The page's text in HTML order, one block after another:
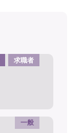
求職者
一般